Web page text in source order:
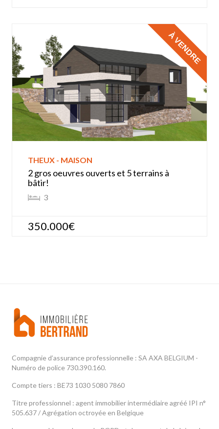
THEUX - MAISON
2 gros oeuvres ouverts et 5 terrains à
bâtir!
3
350.000€
À VENDRE
Compagnie d’assurance professionnelle : SA AXA BELGIUM -
Numéro de police 730.390.160.
Compte tiers : BE73 1030 5080 7860
Titre professionnel : agent immobilier intermédiaire agréé IPI n°
505.637 / Agrégation octroyée en Belgique